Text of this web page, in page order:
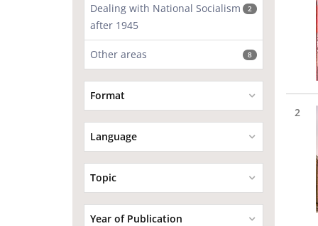
2
Dealing with National Socialism
after 1945
2
Other areas 8
Format
Language
Topic
Year of Publication